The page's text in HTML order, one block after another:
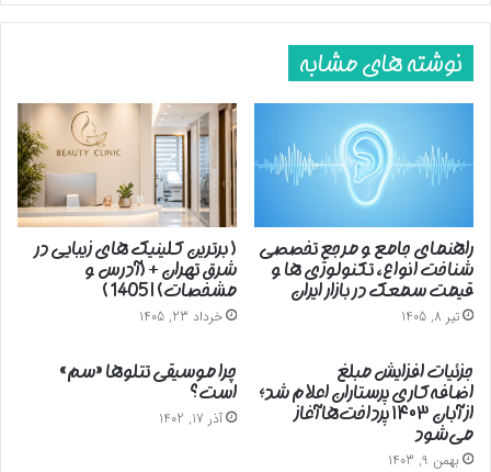
نوشته های مشابه
راهنمای جامع و مرجع تخصصی
شناخت انواع، تکنولوژی ها و
قیمت سمعک در بازار ایران
تیر 8, 1405
( برترین کلینیک های زیبایی در
شرق تهران + (آدرس و
مشخصات) | 1405 )
خرداد 23, 1405
جزئیات افزایش مبلغ
اضافه‌کاری پرستاران اعلام شد؛
از آبان ۱۴۰۳ پرداخت‌ها آغاز
می‌شود
بهمن 9, 1403
چرا موسیقی تتلوها «سم»
است؟
آذر 17, 1402